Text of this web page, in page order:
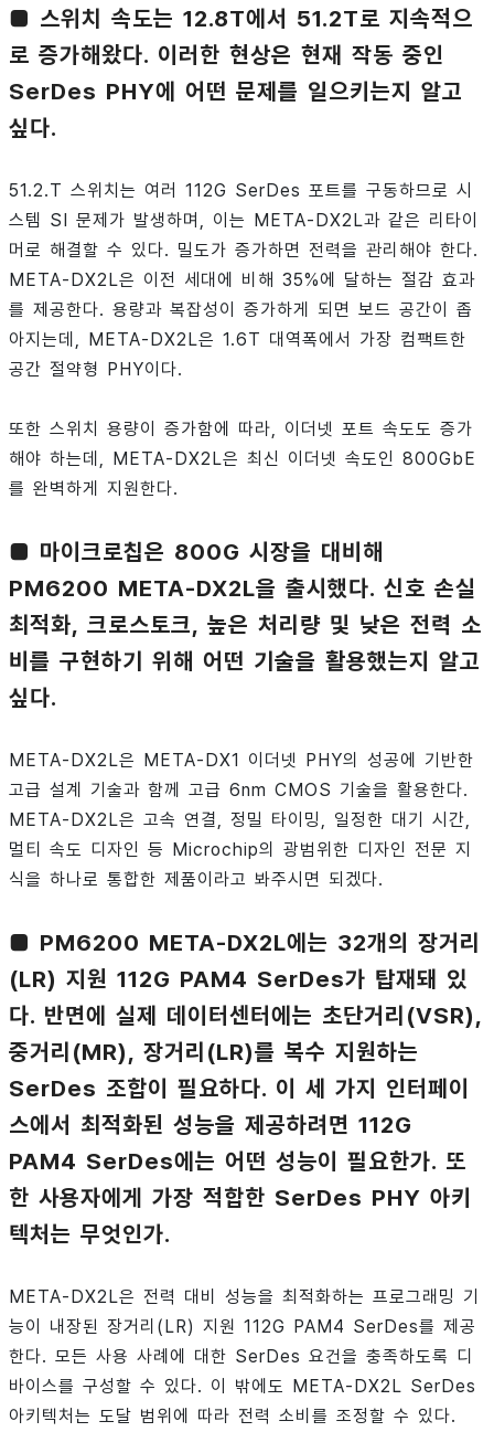
■ 스위치 속도는 12.8T에서 51.2T로 지속적으
로 증가해왔다. 이러한 현상은 현재 작동 중인
SerDes PHY에 어떤 문제를 일으키는지 알고
싶다.
51.2.T 스위치는 여러 112G SerDes 포트를 구동하므로 시
스템 SI 문제가 발생하며, 이는 META-DX2L과 같은 리타이
머로 해결할 수 있다. 밀도가 증가하면 전력을 관리해야 한다.
META-DX2L은 이전 세대에 비해 35%에 달하는 절감 효과
를 제공한다. 용량과 복잡성이 증가하게 되면 보드 공간이 좁
아지는데, META-DX2L은 1.6T 대역폭에서 가장 컴팩트한
공간 절약형 PHY이다.
또한 스위치 용량이 증가함에 따라, 이더넷 포트 속도도 증가
해야 하는데, META-DX2L은 최신 이더넷 속도인 800GbE
를 완벽하게 지원한다.
■ 마이크로칩은 800G 시장을 대비해
PM6200 META-DX2L을 출시했다. 신호 손실
최적화, 크로스토크, 높은 처리량 및 낮은 전력 소
비를 구현하기 위해 어떤 기술을 활용했는지 알고
싶다.
META-DX2L은 META-DX1 이더넷 PHY의 성공에 기반한
고급 설계 기술과 함께 고급 6nm CMOS 기술을 활용한다.
META-DX2L은 고속 연결, 정밀 타이밍, 일정한 대기 시간,
멀티 속도 디자인 등 Microchip의 광범위한 디자인 전문 지
식을 하나로 통합한 제품이라고 봐주시면 되겠다.
■ PM6200 META-DX2L에는 32개의 장거리
(LR) 지원 112G PAM4 SerDes가 탑재돼 있
다. 반면에 실제 데이터센터에는 초단거리(VSR),
중거리(MR), 장거리(LR)를 복수 지원하는
SerDes 조합이 필요하다. 이 세 가지 인터페이
스에서 최적화된 성능을 제공하려면 112G
PAM4 SerDes에는 어떤 성능이 필요한가. 또
한 사용자에게 가장 적합한 SerDes PHY 아키
텍처는 무엇인가.
META-DX2L은 전력 대비 성능을 최적화하는 프로그래밍 기
능이 내장된 장거리(LR) 지원 112G PAM4 SerDes를 제공
한다. 모든 사용 사례에 대한 SerDes 요건을 충족하도록 디
바이스를 구성할 수 있다. 이 밖에도 META-DX2L SerDes
아키텍처는 도달 범위에 따라 전력 소비를 조정할 수 있다.